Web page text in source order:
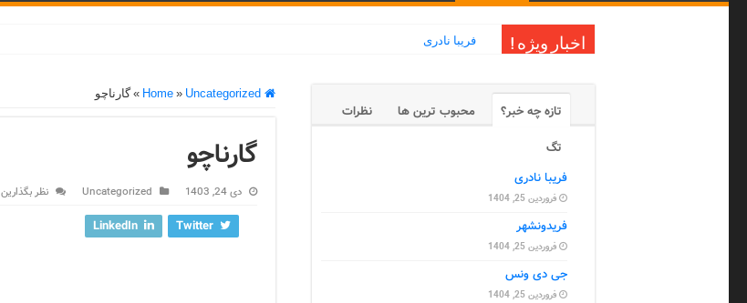
اخبار ویژه ! فریبا نادری
» Uncategorized
» گارناچو
گارناچو
دی 24, 1403 Uncategorized نظر بگذارین
Twitter
LinkedIn
تازه چه خبر؟ محبوب ترین ها
نظرات
تگ
فریبا نادری
فروردین 25, 1404
فریدونشهر
فروردین 25, 1404
جی دی ونس
فروردین 25, 1404